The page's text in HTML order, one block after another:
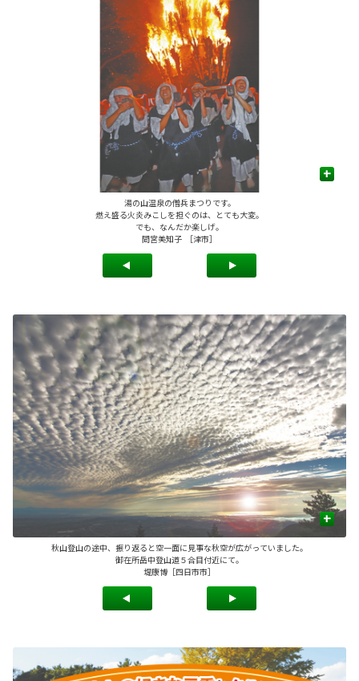
+
湯の山温泉の僧兵まつりです。
燃え盛る火炎みこしを担ぐのは、とても大変。
でも、なんだか楽しげ。
間宮美知子 ［津市］
+
秋山登山の途中、振り返ると空一面に見事な秋空が広がっていました。
御在所岳中登山道５合目付近にて。
堤康博［四日市市］